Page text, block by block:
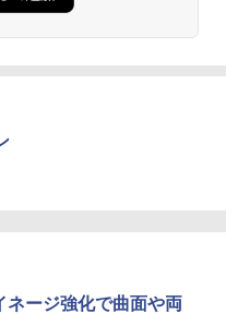
ネージ強化で曲面や両